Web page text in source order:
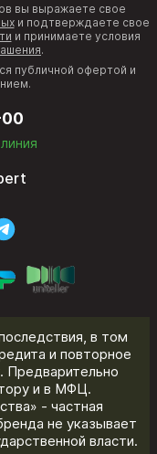
вы выражаете свое
и подтверждаете свое
и принимаете условия
.
публичной офертой и
00
в том
и повторное
Предварительно
и в МФЦ.
- частная
не указывает
власти.